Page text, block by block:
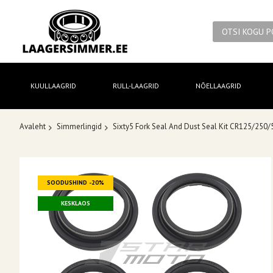
KUULLAAGRID RULL-LAAGRID NÕELLAAGRID
Avaleht Simmerlingid Sixty5 Fork Seal And Dust Seal Kit CR125/
Skip
the
images
SOODUSHIND -20%
KESKLAOS